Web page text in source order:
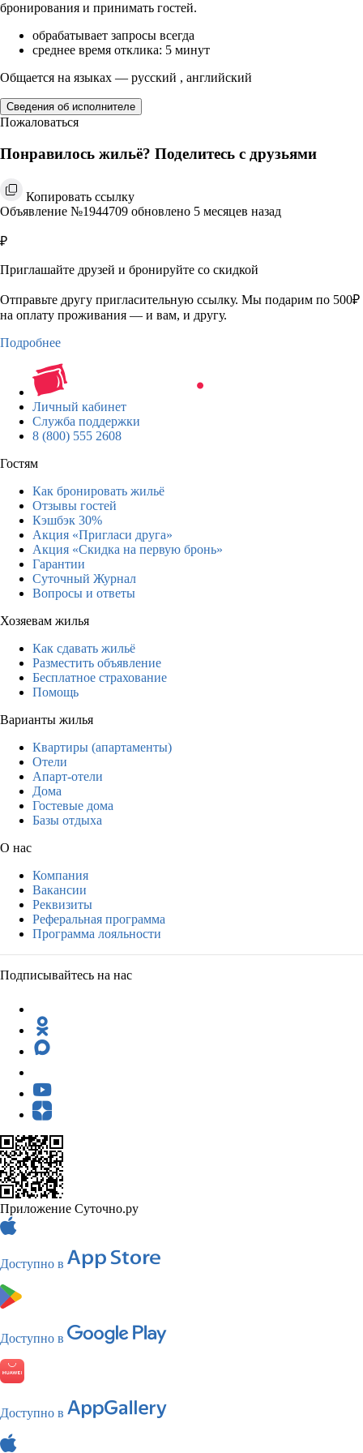
бронирования и принимать гостей.
обрабатывает запросы всегда
среднее время отклика: 5 минут
Общается на языках — русский , английский
Сведения об исполнителе
Пожаловаться
Понравилось жильё? Поделитесь с друзьями
Копировать ссылку
Объявление №1944709 обновлено 5 месяцев назад
₽
Приглашайте друзей и бронируйте со скидкой
Отправьте другу пригласительную ссылку. Мы подарим по 500₽
на оплату проживания — и вам, и другу.
Подробнее
Личный кабинет
Служба поддержки
8 (800) 555 2608
Гостям
Как бронировать жильё
Отзывы гостей
Кэшбэк 30%
Акция «Пригласи друга»
Акция «Скидка на первую бронь»
Гарантии
Суточный Журнал
Вопросы и ответы
Хозяевам жилья
Как сдавать жильё
Разместить объявление
Бесплатное страхование
Помощь
Варианты жилья
Квартиры (апартаменты)
Отели
Апарт-отели
Дома
Гостевые дома
Базы отдыха
О нас
Компания
Вакансии
Реквизиты
Реферальная программа
Программа лояльности
Подписывайтесь на нас
Приложение Суточно.ру
Доступно в
Доступно в
Доступно в